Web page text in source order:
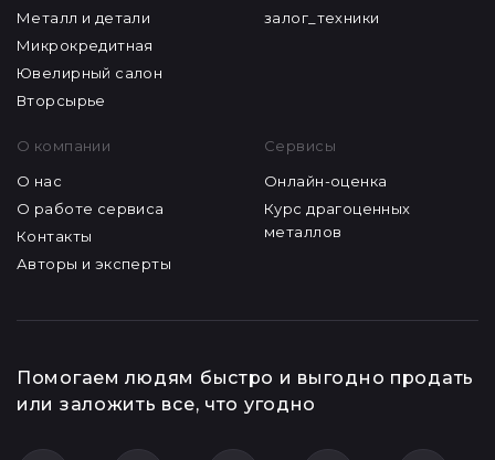
Металл и детали
Микрокредитная
Ювелирный салон
Вторсырье
залог_техники
О компании
О нас
О работе сервиса
Контакты
Авторы и эксперты
Сервисы
Онлайн-оценка
Курс драгоценных
металлов
Помогаем людям быстро и выгодно продать
или заложить все, что угодно